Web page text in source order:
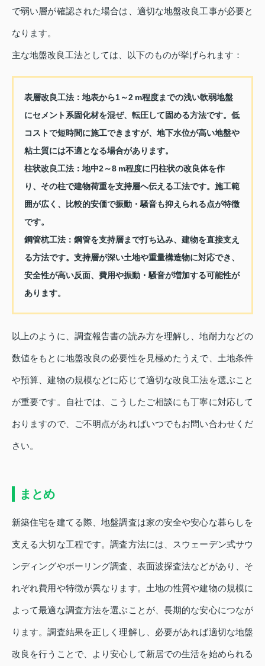
で弱い層が確認された場合は、適切な地盤改良工事が必要と
なります。
主な地盤改良工法としては、以下のものが挙げられます：
表層改良工法：地表から1～2 m程度までの浅い軟弱地盤
にセメント系固化材を混ぜ、転圧して固める方法です。低
コストで短時間に施工できますが、地下水位が高い地盤や
粘土質には不適となる場合があります。
柱状改良工法：地中2～8 m程度に円柱状の改良体を作
り、その柱で建物荷重を支持層へ伝える工法です。施工範
囲が広く、比較的安価で振動・騒音も抑えられる点が特徴
です。
鋼管杭工法：鋼管を支持層まで打ち込み、建物を直接支え
る方法です。支持層が深い土地や重量構造物に対応でき、
安全性が高い反面、費用や振動・騒音が増加する可能性が
あります。
以上のように、調査報告書の読み方を理解し、地耐力などの
数値をもとに地盤改良の必要性を見極めたうえで、土地条件
や預算、建物の規模などに応じて適切な改良工法を選ぶこと
が重要です。自社では、こうしたご相談にも丁寧に対応して
おりますので、ご不明点があればいつでもお問い合わせくだ
さい。
まとめ
新築住宅を建てる際、地盤調査は家の安全や安心な暮らしを
支える大切な工程です。調査方法には、スウェーデン式サウ
ンディングやボーリング調査、表面波探査法などがあり、そ
れぞれ費用や特徴が異なります。土地の性質や建物の規模に
よって最適な調査方法を選ぶことが、長期的な安心につなが
ります。調査結果を正しく理解し、必要があれば適切な地盤
改良を行うことで、より安心して新居での生活を始められる